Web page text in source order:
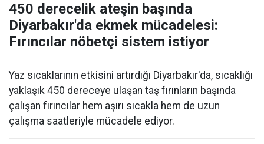
450 derecelik ateşin başında
Diyarbakır'da ekmek mücadelesi:
Fırıncılar nöbetçi sistem istiyor
Yaz sıcaklarının etkisini artırdığı Diyarbakır'da, sıcaklığı
yaklaşık 450 dereceye ulaşan taş fırınların başında
çalışan fırıncılar hem aşırı sıcakla hem de uzun
çalışma saatleriyle mücadele ediyor.